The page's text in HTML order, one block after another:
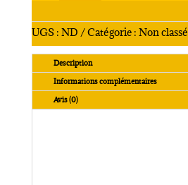
UGS : ND Catégorie : Non classé
Description
Informations complémentaires
Avis (0)